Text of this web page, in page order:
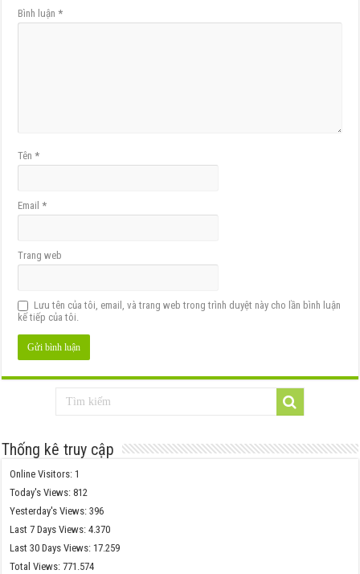
Bình luận*
Tên*
Email*
Trang web
Lưu tên của tôi, email, và trang web trong trình duyệt này cho lần bình luận
kế tiếp của tôi.
Thống kê truy cập
Online Visitors:1
Today's Views:812
Yesterday's Views:396
Last 7 Days Views:4.370
Last 30 Days Views:17.259
Total Views:771.574